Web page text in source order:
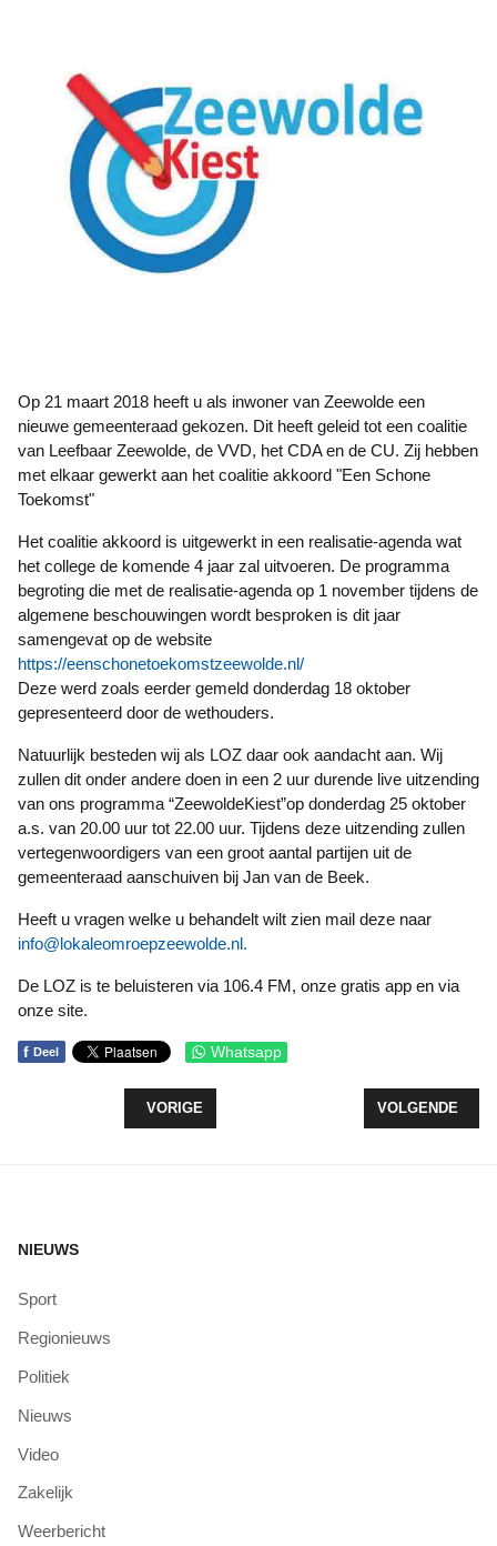
Op 21 maart 2018 heeft u als inwoner van Zeewolde een
nieuwe gemeenteraad gekozen. Dit heeft geleid tot een coalitie
van Leefbaar Zeewolde, de VVD, het CDA en de CU. Zij hebben
met elkaar gewerkt aan het coalitie akkoord "Een Schone
Toekomst"
Het coalitie akkoord is uitgewerkt in een realisatie-agenda wat
het college de komende 4 jaar zal uitvoeren. De programma
begroting die met de realisatie-agenda op 1 november tijdens de
algemene beschouwingen wordt besproken is dit jaar
samengevat op de website
https://eenschonetoekomstzeewolde.nl/
Deze werd zoals eerder gemeld donderdag 18 oktober
gepresenteerd door de wethouders.
Natuurlijk besteden wij als LOZ daar ook aandacht aan. Wij
zullen dit onder andere doen in een 2 uur durende live uitzending
van ons programma “ZeewoldeKiest”op donderdag 25 oktober
a.s. van 20.00 uur tot 22.00 uur. Tijdens deze uitzending zullen
vertegenwoordigers van een groot aantal partijen uit de
gemeenteraad aanschuiven bij Jan van de Beek.
Heeft u vragen welke u behandelt wilt zien mail deze naar
info@lokaleomroepzeewolde.nl.
De LOZ is te beluisteren via 106.4 FM, onze gratis app en via
onze site.
f Deel Whatsapp
VORIG ARTIKEL: LEEFBAAR ZEEWOLDE STELT
VORIGE VOLGENDE
VOLGENDE
NIEUWS
Sport
Regionieuws
Politiek
Nieuws
Video
Zakelijk
Weerbericht